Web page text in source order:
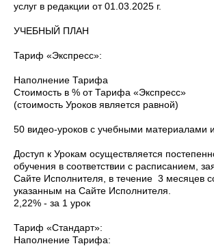
услуг в редакции от 01.03.2025 г.
УЧЕБНЫЙ ПЛАН
Тариф «Экспресс»:
Наполнение Тарифа
Стоимость в % от Тарифа «Экспресс»
(стоимость Уроков является равной)
50 видео-уроков с учебными материалами и
Доступ к Урокам осуществляется
обучения в соответствии с расписанием,
Сайте Исполнителя, в течение 3 месяцев
указанным на Сайте Исполнителя.
2,22% - за 1 урок
Тариф «Стандарт»:
Наполнение Тарифа: